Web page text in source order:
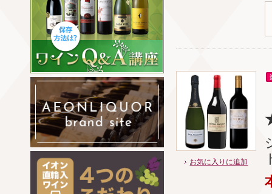
お気に入りに追加